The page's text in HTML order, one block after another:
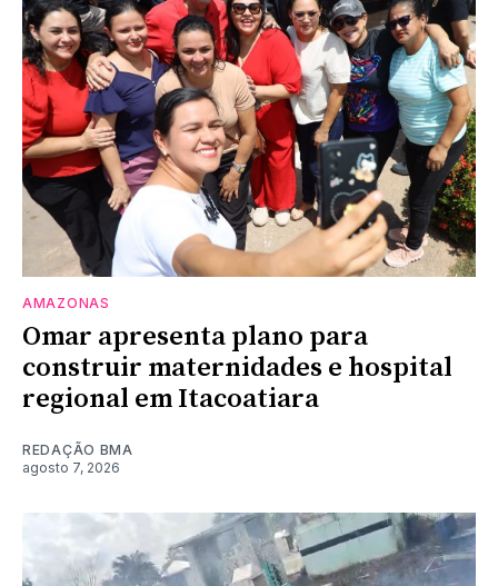
AMAZONAS
Omar apresenta plano para
construir maternidades e hospital
regional em Itacoatiara
REDAÇÃO BMA
agosto 7, 2026